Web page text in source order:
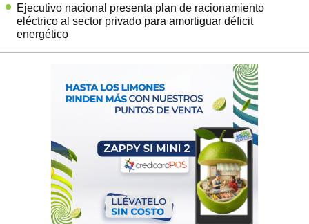
Ejecutivo nacional presenta plan de racionamiento
eléctrico al sector privado para amortiguar déficit
energético